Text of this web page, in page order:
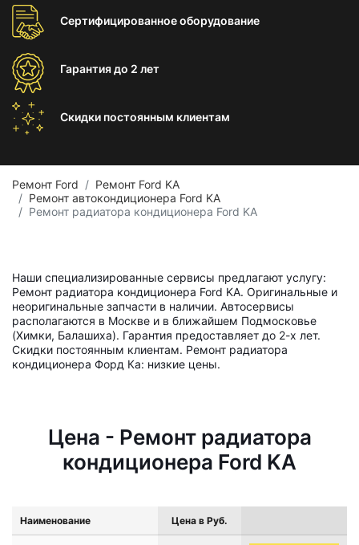
Сертифицированноеоборудование
Гарантиядо 2 лет
Скидки постоянным клиентам
Ремонт Ford
Ремонт Ford KA
Ремонт автокондиционера Ford KA
Ремонт радиатора кондиционера Ford KA
Наши специализированные сервисы предлагают услугу:
Ремонт радиатора кондиционера Ford KA. Оригинальные и
неоригинальные запчасти в наличии. Автосервисы
располагаются в Москве и в ближайшем Подмосковье
(Химки, Балашиха). Гарантия предоставляет до 2-х лет.
Скидки постоянным клиентам. Ремонт радиатора
кондиционера Форд Ка: низкие цены.
Цена - Ремонт радиатора
кондиционера Ford KA
Наименование Цена в Руб.